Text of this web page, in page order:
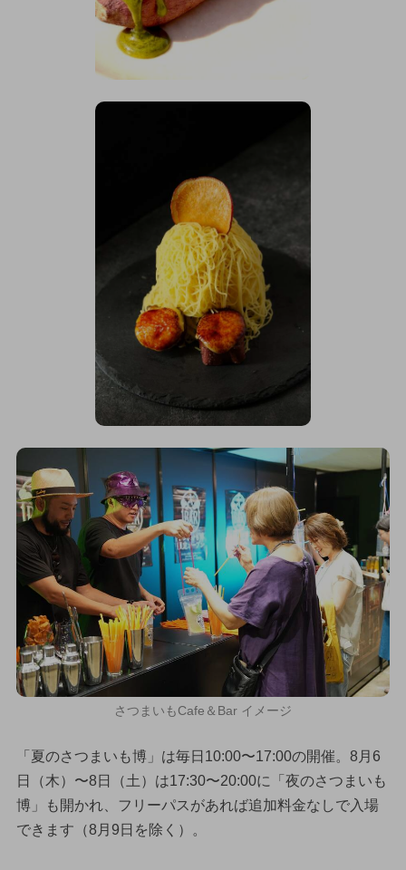
さつまいもCafe＆Bar イメージ
「夏のさつまいも博」は毎日10:00〜17:00の開催。8月6
日（木）〜8日（土）は17:30〜20:00に「夜のさつまいも
博」も開かれ、フリーパスがあれば追加料金なしで入場
できます（8月9日を除く）。